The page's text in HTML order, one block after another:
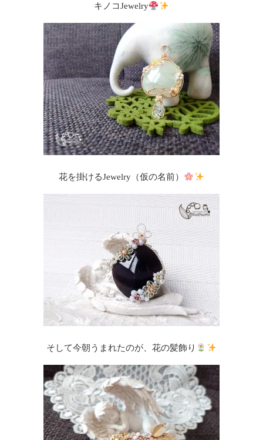
キノコJewelry
花を掛けるJewelry（仮の名前）
そして今朝うまれたのが、花の髪飾り